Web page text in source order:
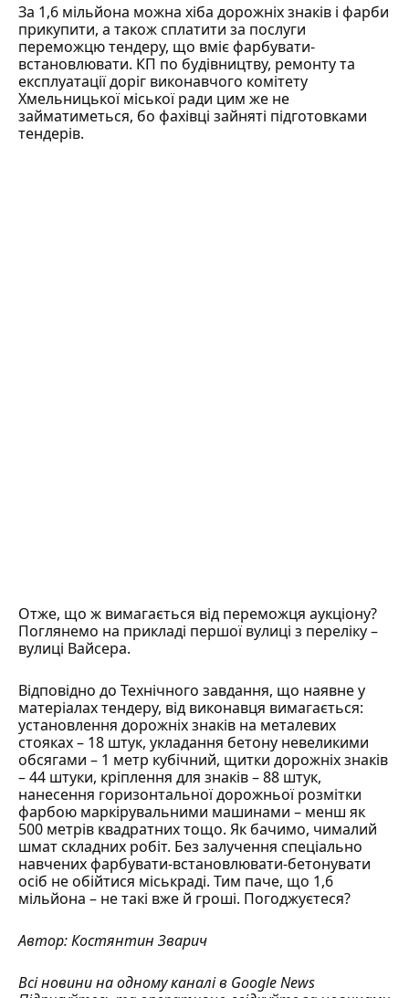
За 1,6 мільйона можна хіба дорожніх знаків і фарби
прикупити, а також сплатити за послуги
переможцю тендеру, що вміє фарбувати-
встановлювати. КП по будівництву, ремонту та
експлуатації доріг виконавчого комітету
Хмельницької міської ради цим же не
займатиметься, бо фахівці зайняті підготовками
тендерів.
Отже, що ж вимагається від переможця аукціону?
Поглянемо на прикладі першої вулиці з переліку –
вулиці Вайсера.
Відповідно до Технічного завдання, що наявне у
матеріалах тендеру, від виконавця вимагається:
установлення дорожніх знаків на металевих
стояках – 18 штук, укладання бетону невеликими
обсягами – 1 метр кубічний, щитки дорожніх знаків
– 44 штуки, кріплення для знаків – 88 штук,
нанесення горизонтальної дорожньої розмітки
фарбою маркірувальними машинами – менш як
500 метрів квадратних тощо. Як бачимо, чималий
шмат складних робіт. Без залучення спеціально
навчених фарбувати-встановлювати-бетонувати
осіб не обійтися міськраді. Тим паче, що 1,6
мільйона – не такі вже й гроші. Погоджуєтеся?
Автор:Костянтин Зварич
Всі новини на одному каналі в Google News